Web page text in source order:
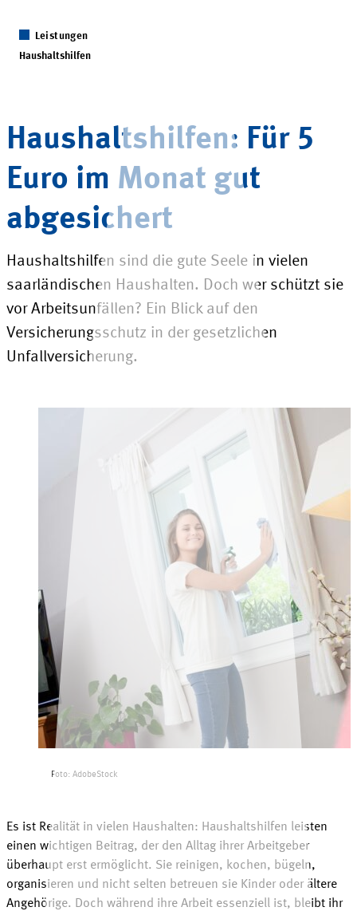
Leistungen
Haushaltshilfen
Haushaltshilfen: Für 5
Euro im Monat gut
abgesichert
Haushaltshilfen sind die gute Seele in vielen
saarländischen Haushalten. Doch wer schützt sie
vor Arbeitsunfällen? Ein Blick auf den
Versicherungsschutz in der gesetzlichen
Unfallversicherung.
Foto: AdobeStock
Es ist Realität in vielen Haushalten: Haushaltshilfen leisten
einen wichtigen Beitrag, der den Alltag ihrer Arbeitgeber
überhaupt erst ermöglicht. Sie reinigen, kochen, bügeln,
organisieren und nicht selten betreuen sie Kinder oder ältere
Angehörige. Doch während ihre Arbeit essenziell ist, bleibt ihr